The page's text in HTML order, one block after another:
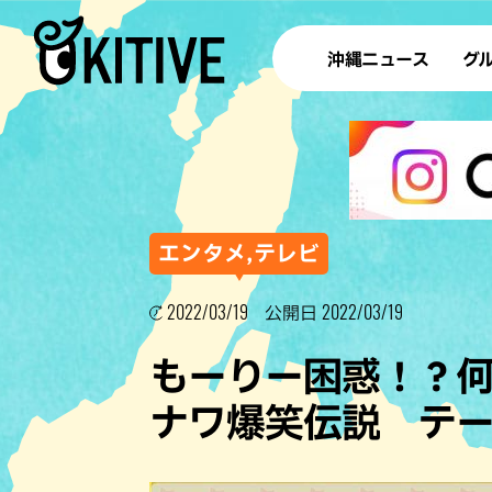
沖縄ニュース グ
ラ
テイ
すし
ステー
その他
エンタメ,テレビ
2022/03/19 公開日 2022/03/19
もーりー困惑！？
ナワ爆笑伝説 テ